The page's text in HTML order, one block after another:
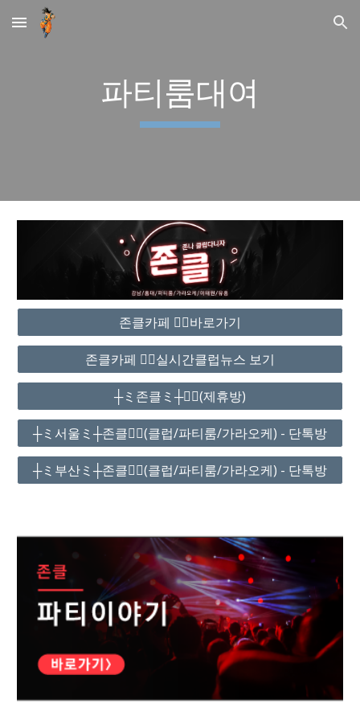
Skip to main content Skip to navigation
파티룸대여
존클카페 ❤️‍🔥바로가기
존클카페 ❤️‍🔥실시간클럽뉴스 보기
┼ミ존클ミ┼❤️‍🔥(제휴방)
┼ミ서울ミ┼존클❤️‍🔥(클럽/파티룸/가라오케) - 단톡방
┼ミ부산ミ┼존클❤️‍🔥(클럽/파티룸/가라오케) - 단톡방